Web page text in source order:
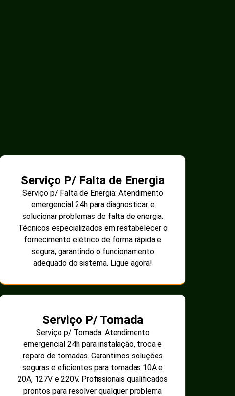
Serviço P/ Falta de Energia
Serviço p/ Falta de Energia: Atendimento
emergencial 24h para diagnosticar e
solucionar problemas de falta de energia.
Técnicos especializados em restabelecer o
fornecimento elétrico de forma rápida e
segura, garantindo o funcionamento
adequado do sistema. Ligue agora!
Serviço P/ Tomada
Serviço p/ Tomada: Atendimento
emergencial 24h para instalação, troca e
reparo de tomadas. Garantimos soluções
seguras e eficientes para tomadas 10A e
20A, 127V e 220V. Profissionais qualificados
prontos para resolver qualquer problema